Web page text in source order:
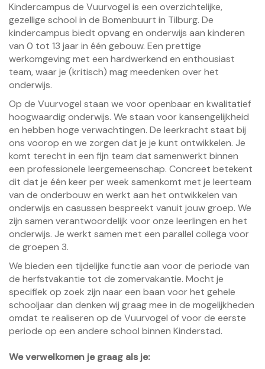
Kindercampus de Vuurvogel is een overzichtelijke,
gezellige school in de Bomenbuurt in Tilburg. De
kindercampus biedt opvang en onderwijs aan kinderen
van 0 tot 13 jaar in één gebouw. Een prettige
werkomgeving met een hardwerkend en enthousiast
team, waar je (kritisch) mag meedenken over het
onderwijs.
Op de Vuurvogel staan we voor openbaar en kwalitatief
hoogwaardig onderwijs. We staan voor kansengelijkheid
en hebben hoge verwachtingen. De leerkracht staat bij
ons voorop en we zorgen dat je je kunt ontwikkelen. Je
komt terecht in een fijn team dat samenwerkt binnen
een professionele leergemeenschap. Concreet betekent
dit dat je één keer per week samenkomt met je leerteam
van de onderbouw en werkt aan het ontwikkelen van
onderwijs en casussen bespreekt vanuit jouw groep. We
zijn samen verantwoordelijk voor onze leerlingen en het
onderwijs. Je werkt samen met een parallel collega voor
de groepen 3.
We bieden een tijdelijke functie aan voor de periode van
de herfstvakantie tot de zomervakantie. Mocht je
specifiek op zoek zijn naar een baan voor het gehele
schooljaar dan denken wij graag mee in de mogelijkheden
omdat te realiseren op de Vuurvogel of voor de eerste
periode op een andere school binnen Kinderstad.
We verwelkomen je graag als je: